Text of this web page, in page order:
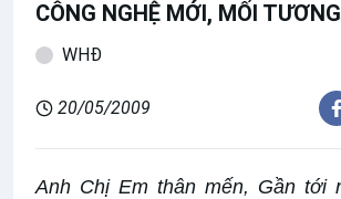
CÔNG NGHỆ MỚI, MỐI
WHĐ
20/05/2009
Anh Chị Em thân mến, Gần tới